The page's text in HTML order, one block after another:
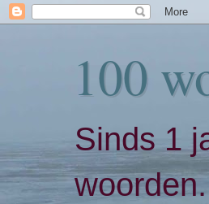
100
Sinds 1